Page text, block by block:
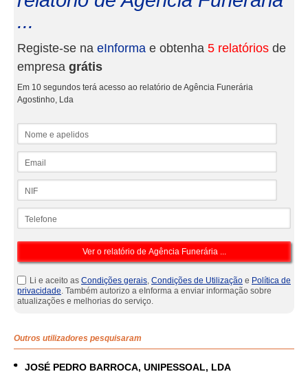
...
Registe-se na eInforma e obtenha 5 relatórios de
empresa grátis
Em 10 segundos terá acesso ao relatório de Agência Funerária
Agostinho, Lda
Li e aceito as Condições gerais, Condições de Utilização e Política de
privacidade. Também autorizo a eInforma a enviar informação sobre
atualizações e melhorias do serviço.
Outros utilizadores pesquisaram
JOSÉ PEDRO BARROCA, UNIPESSOAL, LDA